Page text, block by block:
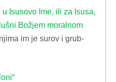
u Isusovo Ime, ili za Isusa,
Božjem moralnom
im je surov i grub-